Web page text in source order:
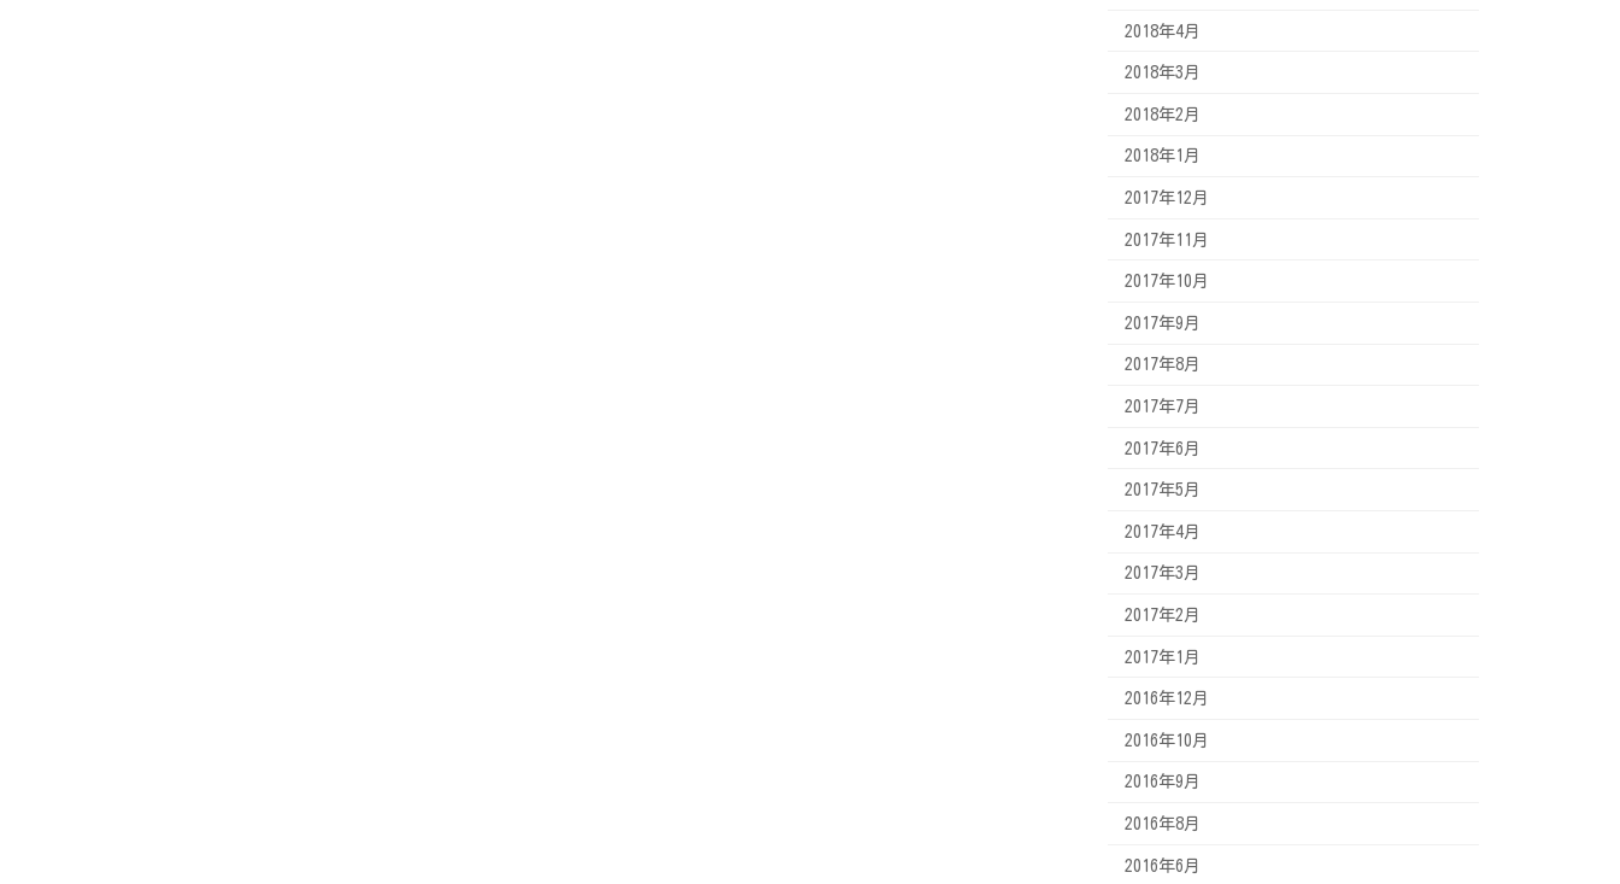
2018年4月
2018年3月
2018年2月
2018年1月
2017年12月
2017年11月
2017年10月
2017年9月
2017年8月
2017年7月
2017年6月
2017年5月
2017年4月
2017年3月
2017年2月
2017年1月
2016年12月
2016年10月
2016年9月
2016年8月
2016年6月